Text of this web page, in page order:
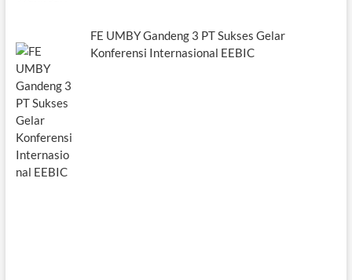
FE UMBY Gandeng 3 PT Sukses Gelar
Konferensi Internasional EEBIC